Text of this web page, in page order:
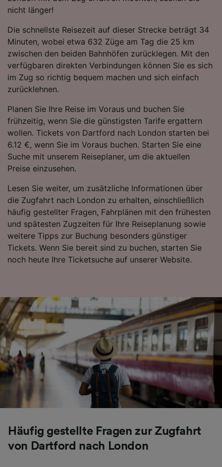
nicht länger!
Die schnellste Reisezeit auf dieser Strecke beträgt 34
Minuten, wobei etwa 632 Züge am Tag die 25 km
zwischen den beiden Bahnhöfen zurücklegen. Mit den
verfügbaren direkten Verbindungen können Sie es sich
im Zug so richtig bequem machen und sich einfach
zurücklehnen.
Planen Sie Ihre Reise im Voraus und buchen Sie
frühzeitig, wenn Sie die günstigsten Tarife ergattern
wollen. Tickets von Dartford nach London starten bei
6.12 €, wenn Sie im Voraus buchen. Starten Sie eine
Suche mit unserem Reiseplaner, um die aktuellen
Preise einzusehen.
Lesen Sie weiter, um zusätzliche Informationen über
die Zugfahrt nach London zu erhalten, einschließlich
häufig gestellter Fragen, Fahrplänen mit den frühesten
und spätesten Zugzeiten für Ihre Reiseplanung sowie
weitere Tipps zur Buchung besonders günstiger
Tickets. Wenn Sie bereit sind zu buchen, starten Sie
noch heute Ihre Ticketsuche auf unserer Website.
Häufig gestellte Fragen zur Zugfahrt
von Dartford nach London